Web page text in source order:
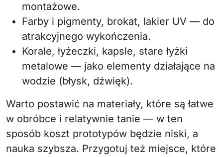
montażowe.
Farby i pigmenty, brokat, lakier UV — do
atrakcyjnego wykończenia.
Korale, łyżeczki, kapsle, stare łyżki
metalowe — jako elementy działające na
wodzie (błysk, dźwięk).
Warto postawić na materiały, które są łatwe
w obróbce i relatywnie tanie — w ten
sposób koszt prototypów będzie niski, a
nauka szybsza. Przygotuj też miejsce, które